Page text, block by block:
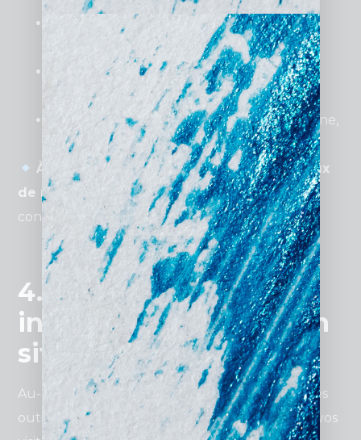
Nos services
: Détails des spécialités
juridiques proposées.
Blog: Articles d’actualité juridique et
réponses aux questions fréquentes.
Contact: Formulaire, numéro de téléphone,
et adresse du cabinet.
À retenir : Une structure claire réduit letaux
de rebond de 25 % et améliore la prise de
contact.
4. Les fonctionnalités
indispensables pour un
site d’avocat
Au-delà du design, un site web doit intégrer des
outils pratiques qui facilitent l’interaction avec vos